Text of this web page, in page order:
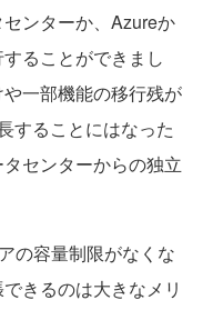
ンターか、Azureか
ることができまし
一部機能の移行残が
することにはなった
センターからの独立
の容量制限がなくな
きるのは大きなメリ